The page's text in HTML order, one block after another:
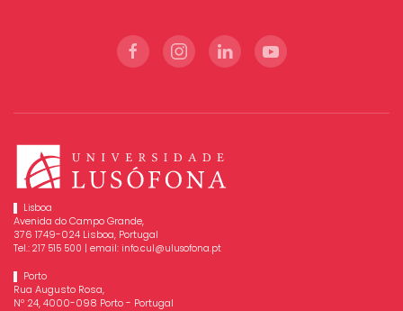
Lisboa
Avenida do Campo Grande,
376 1749-024 Lisboa, Portugal
Tel.: 217 515 500 | email: info.cul@ulusofona.pt
Porto
Rua Augusto Rosa,
Nº 24, 4000-098 Porto - Portugal